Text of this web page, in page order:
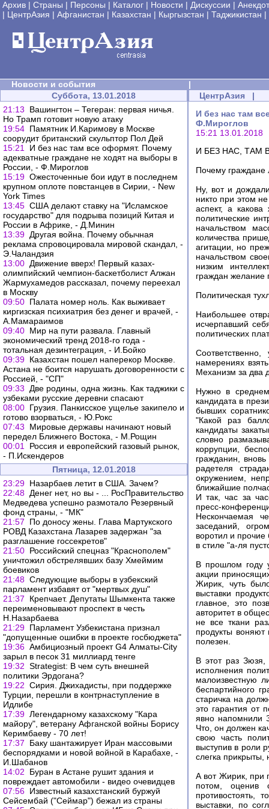
Архив | Страны | Персоны | Каталог | Новости | Дискуссии |
| ЦентрАзия | Афганистан | Казахстан | Кыргызстан | Таджикистан |
Новости и события
|
Суббота, 13.01.2018
21:13
Вашингтон – Тегеран: первая ничья.
Но Трамп готовит новую атаку
19:54 Памятник И.Каримову в Москве
соорудит британский скульптор Пол Дей
15:21
И без нас там все оформят. Почему
адекватные граждане не ходят на выборы в
России, - Ф.Мироглов
15:19 Ожесточенные бои идут в последнем
крупном оплоте повстанцев в Сирии, - New
York Times
13:45 США делают ставку на "Исламское
государство" для подрыва позиций Китая и
России в Африке, - Д.Минин
13:39 Другая война. Почему обычная
реклама спровоцировала мировой скандал, -
Э.Чаландзия
13:00 Движение вверх! Первый казах-
олимпийский чемпион-баскетболист Алжан
Жармухамедов рассказал, почему переехал
в Москву
09:50 Палата номер ноль. Как выживает
киргизская психиатрия без денег и врачей, -
А.Мамараимов
09:40 Мир на пути развала. Главный
экономический тренд 2018-го года -
тотальная дезинтеграция, - И.Бойко
09:39 Казахстан пошел наперекор Москве.
Астана не боится нарушать договоренности с
Россией, - "СП"
09:33
Две родины, одна жизнь. Как таджики с
узбеками русские деревни спасают
08:00 Грузия. Панкисское ущелье закипело и
готово взорваться, - Ю.Рокс
07:43
Мировые державы начинают новый
передел Ближнего Востока, - М.Рощин
00:01
Россия и европейский газовый рынок,
- П.Искендеров
Пятница, 12.01.2018
23:29 Назарбаев летит в США. Зачем?
22:48 Денег нет, но вы - ... РосПравительство
Медведева успешно размотало Резервный
фонд страны, - "МК"
21:57
По доносу жены. Глава Мартукского
РОВД Казахстана Лазарев задержан "за
разглашение госсекретов"
21:50 Российский спецназ "Краснополем"
уничтожил обстрелявших базу Хмеймим
боевиков
21:48 Следующие выборы в узбекский
парламент избавят от "мертвых душ"
21:37
Крепчает. Депутаты Шымкента также
переименовывают проспект в честь
Н.Назарбаева
21:29 Парламент Узбекистана признал
"допущенные ошибки в проекте госбюджета"
19:36 Амбициозный проект G4 Алматы-City
зарыл в песок 31 миллиард тенге
19:32 Strategist: В чем суть внешней
политики Эрдогана?
19:22 Сирия. Джихадисты, при поддержке
Турции, перешли в контрнаступление в
Идлибе
17:39 Легендарному казахскому "Кара
майору", ветерану Афганской войны Борису
Керимбаеву - 70 лет!
17:37
Баку шантажирует Иран массовыми
беспорядками и новой войной в Карабахе, -
И.Шабанов
14:02
Буран в Астане рушит здания и
повреждает автомобили - видео очевидцев
07:56 Известный казахстанский буржуй
Сейсембай ("Сеймар") бежал из страны
ЦентрАзия |
И без нас там
Ф.Мироглов
15:21 13.01.2018
И БЕЗ НАС,
Почему граждане
Ну, вот и
никто при этом
аспект, а
политические
начальством
количества
агитации, но
начальством
низким
граждан желание
Политическая
Наибольшее
исчерпавший
политических
намерениях
Механизм за два
Нужно в среднем
кандидата в
бывших
"Какой раз
кандидаты
словно
коррупции,
гражданин,
радетеля
окружением,
ближайшие
И так, час за
пресс-
Нескончаемая
заседаний,
воротил и
в стиле "а-ля
В прошлом году
акции
Жирик, чуть
выставки
главное, это
авторитет в
не все ткани
продукты
полезен.
В этот раз
исполнения
малоизвестную
беспартийного
старичка на
это гарантия от
явно напомнили
Что, он должен
свою часть
выступив в роли
слегка
А вот Жирик, при
потом, оценив
противостоять,
выставки, по